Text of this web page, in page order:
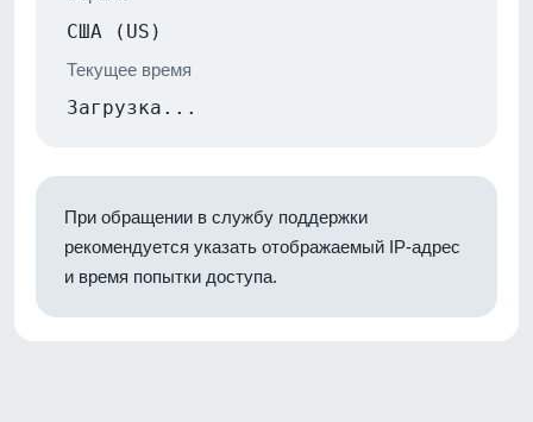
США (US)
Текущее время
Загрузка...
При обращении в службу поддержки
рекомендуется указать отображаемый IP-адрес
и время попытки доступа.